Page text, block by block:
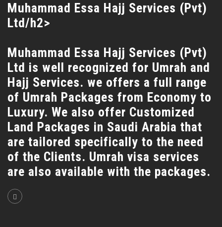
Muhammad Essa Hajj Services (Pvt)
Ltd/h2>
Muhammad Essa Hajj Services (Pvt)
Ltd is well recognized for Umrah and
Hajj Services. we offers a full range
of Umrah Packages from Economy to
Luxury. We also offer Customized
Land Packages in Saudi Arabia that
are tailored specifically to the need
of the Clients. Umrah visa services
are also available with the packages.